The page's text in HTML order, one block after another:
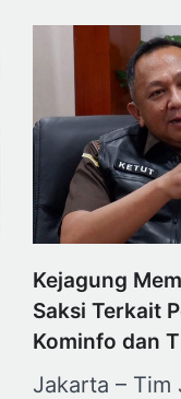
Kejagung
Saksi Terkait
Kominfo dan
Jakarta – Tim